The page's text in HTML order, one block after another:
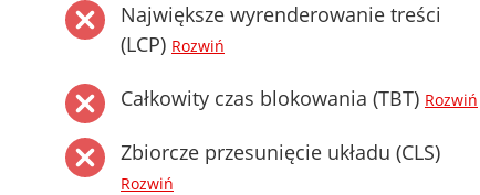
Największe wyrenderowanie treści
(LCP) Rozwiń
Całkowity czas blokowania (TBT) Rozwiń
Zbiorcze przesunięcie układu (CLS)
Rozwiń